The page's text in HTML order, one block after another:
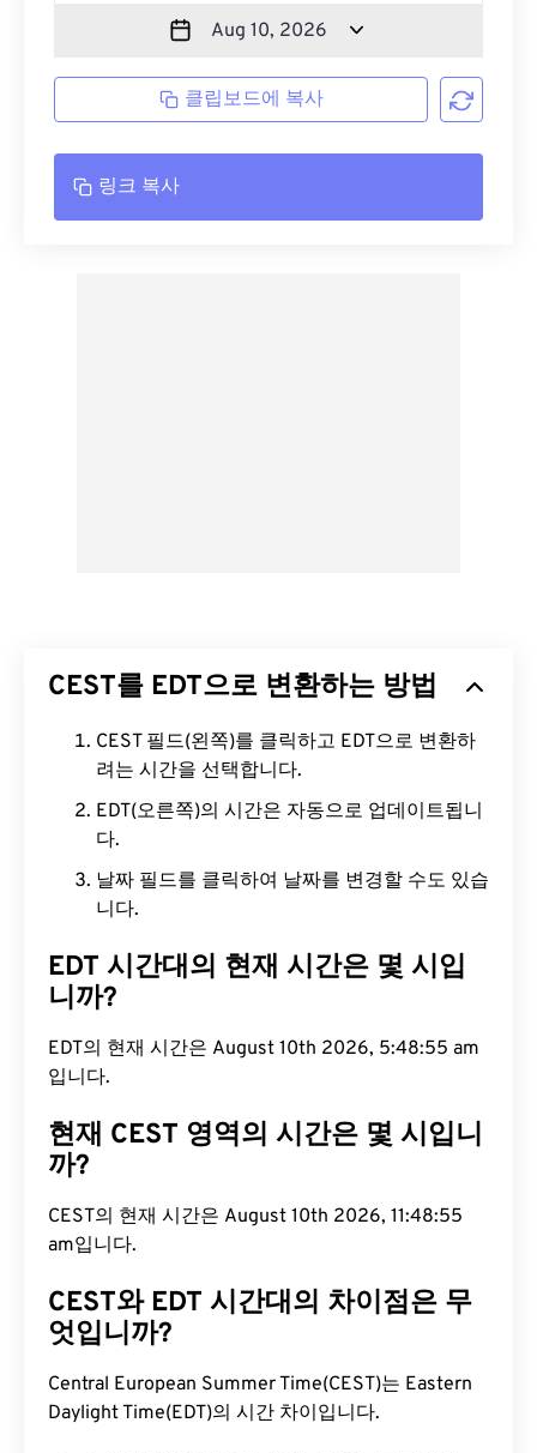
클립보드에 복사
링크 복사
CEST를 EDT으로 변환하는 방법
CEST 필드(왼쪽)를 클릭하고 EDT으로 변환하
려는 시간을 선택합니다.
EDT(오른쪽)의 시간은 자동으로 업데이트됩니
다.
날짜 필드를 클릭하여 날짜를 변경할 수도 있습
니다.
EDT 시간대의 현재 시간은 몇 시입
니까?
EDT의 현재 시간은 August 10th 2026, 5:48:56 am
입니다.
현재 CEST 영역의 시간은 몇 시입니
까?
CEST의 현재 시간은 August 10th 2026, 11:48:56
am입니다.
CEST와 EDT 시간대의 차이점은 무
엇입니까?
Central European Summer Time(CEST)는 Eastern
Daylight Time(EDT)의 시간 차이입니다.